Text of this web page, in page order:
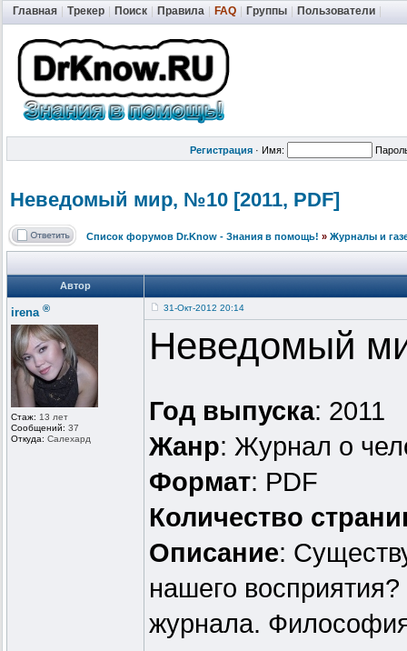
Главная Трекер Поиск Правила FAQ Группы Пользователи
Регистрация · Имя:
Неведомый мир, №10 [2011, PDF]
Список форумов Dr.Know - Знания в помощь! » Журналы и
Автор
irena ®
Стаж: 13 лет
Сообщений: 37
Откуда: Салехард
31-Окт-2012 20:14
Неведомый
Год выпуска: 2011
Жанр: Журнал о
Формат: PDF
Количество
Описание:
нашего
журнала.